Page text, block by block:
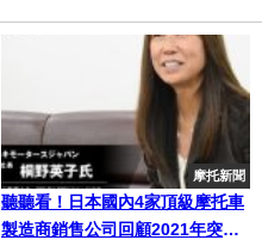
摩托新聞
聽聽看！日本國內4家頂級摩托車
製造商銷售公司回顧2021年突破